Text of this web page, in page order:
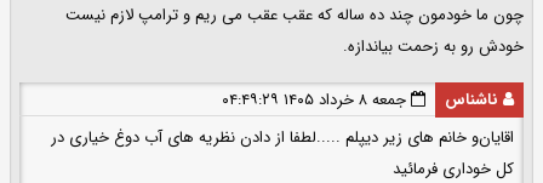
چون ما خودمون چند ده ساله که عقب عقب می ریم و ترامپ لازم نیست
خودش رو به زحمت بیاندازه.
ناشناس
جمعه ۸ خرداد ۱۴۰۵ ۰۴:۴۹:۲۹
اقایان‌و خانم های زیر دیپلم .....لطفا از دادن نظریه های آب دوغ خیاری در
کل خوداری فرمائید